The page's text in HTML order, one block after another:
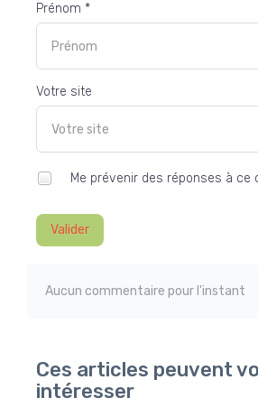
Prénom *
Votre site
Me prévenir des réponses à ce
Valider
Aucun commentaire pour l'instant
Ces articles peuvent
intéresser